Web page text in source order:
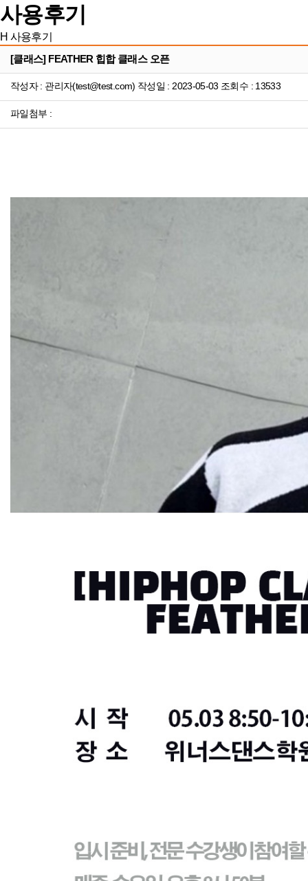
사용후기
H 사용후기
[클래스] FEATHER 힙합 클래스 오픈
작성자 : 관리자(test@test.com) 작성일 : 2023-05-03 조회수 : 13533
파일첨부 :